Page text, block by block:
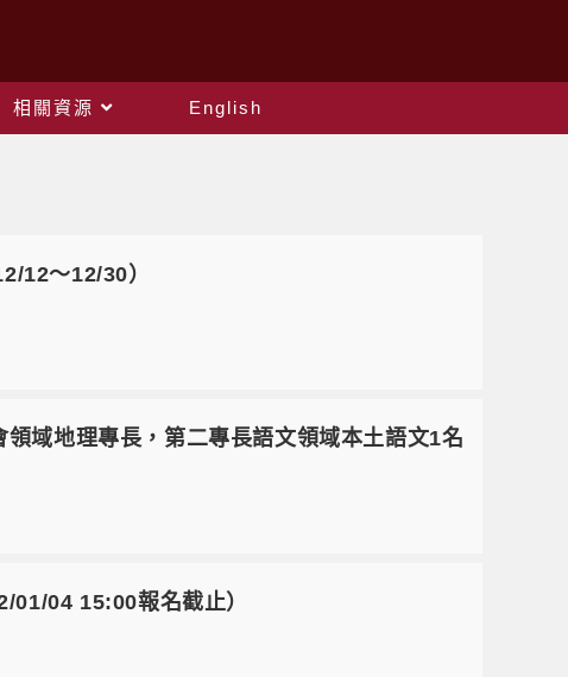
相關資源
English
12～12/30）
域地理專長，第二專長語文領域本土語文1名
01/04 15:00報名截止）